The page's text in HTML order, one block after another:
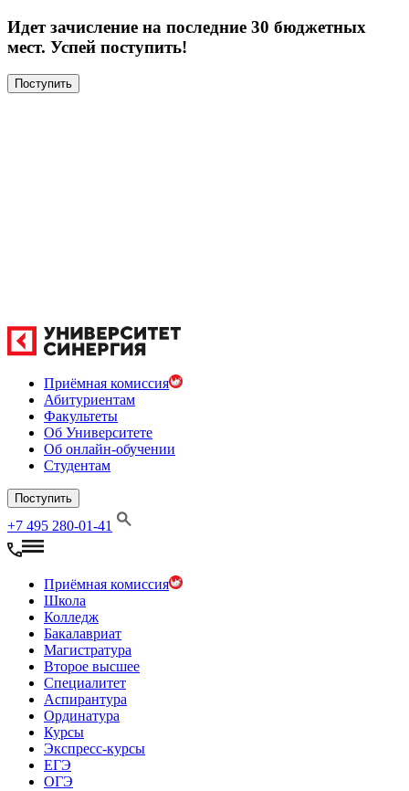
Идет зачисление на последние 30 бюджетных
мест. Успей поступить!
Поступить
Приёмная комиссия
Абитуриентам
Факультеты
Об Университете
Об онлайн-обучении
Студентам
Поступить
+7 495 280-01-41
Приёмная комиссия
Школа
Колледж
Бакалавриат
Магистратура
Второе высшее
Специалитет
Аспирантура
Ординатура
Курсы
Экспресс-курсы
ЕГЭ
ОГЭ